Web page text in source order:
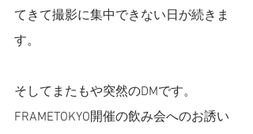
てきて撮影に集中できない日が続きま
す。
そしてまたもや突然のDMです。
FRAMETOKYO開催の飲み会へのお誘い